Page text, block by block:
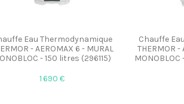
Eau Thermodynamique
- AEROMAX 6 - MURAL
- 150 litres (296115)
1 690 €
Chauffe
THERMOR -